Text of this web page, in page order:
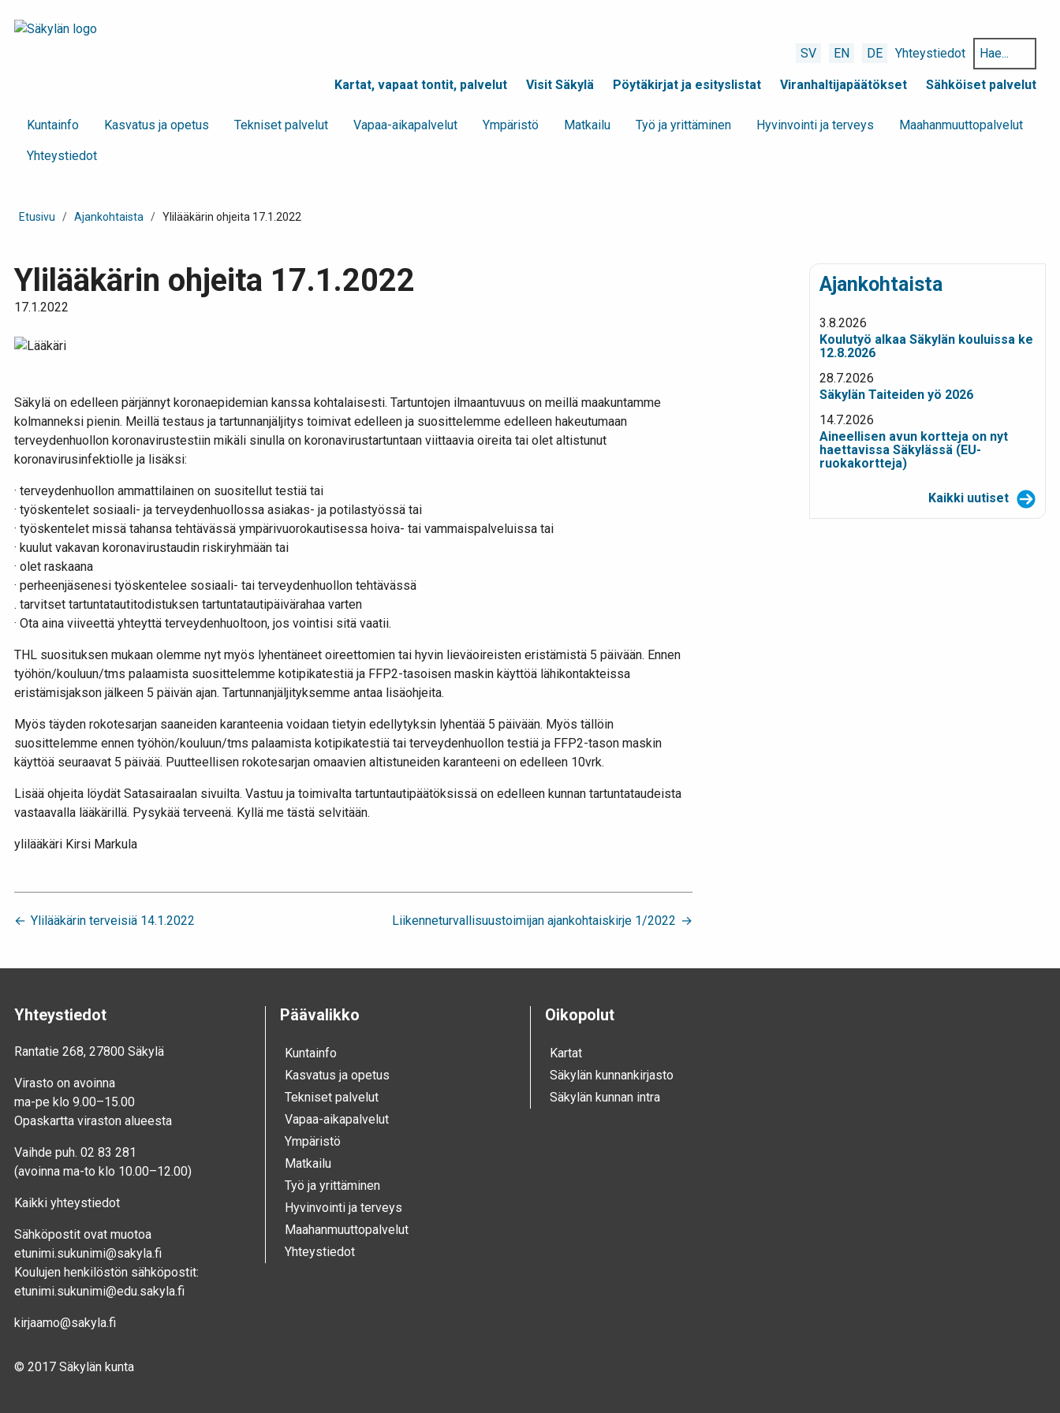
SV EN DE Yhteystiedot
Hae
hakusanalla:
Kartat, vapaat tontit, palvelut
Visit Säkylä Pöytäkirjat ja esityslistat Viranhaltijapäätökset Sähköiset palvelut
Kunta­info Kasvatus ja opetus Tekniset palvelut Vapaa-aika­palvelut Ympä­ristö Mat­kailu Työ ja yrittä­minen Hyvinvointi ja terveys Maahanmuuttopalvelut
Yhteystiedot
Etusivu / Ajankohtaista / Ylilääkärin ohjeita 17.1.2022
Ylilääkärin ohjeita 17.1.2022
17.1.2022
Säkylä on edelleen pärjännyt koronaepidemian kanssa kohtalaisesti. Tartuntojen ilmaantuvuus on meillä maakuntamme
kolmanneksi pienin. Meillä testaus ja tartunnanjäljitys toimivat edelleen ja suosittelemme edelleen hakeutumaan
terveydenhuollon koronavirustestiin mikäli sinulla on koronavirustartuntaan viittaavia oireita tai olet altistunut
koronavirusinfektiolle ja lisäksi:
· terveydenhuollon ammattilainen on suositellut testiä tai
· työskentelet sosiaali- ja terveydenhuollossa asiakas- ja potilastyössä tai
· työskentelet missä tahansa tehtävässä ympärivuorokautisessa hoiva- tai vammaispalveluissa tai
· kuulut vakavan koronavirustaudin riskiryhmään tai
· olet raskaana
· perheenjäsenesi työskentelee sosiaali- tai terveydenhuollon tehtävässä
. tarvitset tartuntatautitodistuksen tartuntatautipäivärahaa varten
· Ota aina viiveettä yhteyttä terveydenhuoltoon, jos vointisi sitä vaatii.
THL suosituksen mukaan olemme nyt myös lyhentäneet oireettomien tai hyvin lieväoireisten eristämistä 5 päivään. Ennen
työhön/kouluun/tms palaamista suosittelemme kotipikatestiä ja FFP2-tasoisen maskin käyttöä lähikontakteissa
eristämisjakson jälkeen 5 päivän ajan. Tartunnanjäljityksemme antaa lisäohjeita.
Myös täyden rokotesarjan saaneiden karanteenia voidaan tietyin edellytyksin lyhentää 5 päivään. Myös tällöin
suosittelemme ennen työhön/kouluun/tms palaamista kotipikatestiä tai terveydenhuollon testiä ja FFP2-tason maskin
käyttöä seuraavat 5 päivää. Puutteellisen rokotesarjan omaavien altistuneiden karanteeni on edelleen 10vrk.
Lisää ohjeita löydät Satasairaalan sivuilta. Vastuu ja toimivalta tartuntautipäätöksissä on edelleen kunnan tartuntataudeista
vastaavalla lääkärillä. Pysykää terveenä. Kyllä me tästä selvitään.
ylilääkäri Kirsi Markula
Artikkelien
selaus
Ylilääkärin terveisiä 14.1.2022 Liikenneturvallisuustoimijan ajankohtaiskirje 1/2022
Ajankohtaista
3.8.2026
Koulutyö alkaa Säkylän kouluissa ke
12.8.2026
28.7.2026
Säkylän Taiteiden yö 2026
14.7.2026
Aineellisen avun kortteja on nyt
haettavissa Säkylässä (EU-
ruokakortteja)
Kaikki uutiset
Yhteystiedot
Rantatie 268, 27800 Säkylä
Virasto on avoinna
ma-pe klo 9.00–15.00
Opaskartta viraston alueesta
Vaihde puh. 02 83 281
(avoinna ma-to klo 10.00–12.00)
Kaikki yhteystiedot
Sähköpostit ovat muotoa
etunimi.sukunimi@sakyla.fi
Koulujen henkilöstön sähköpostit:
etunimi.sukunimi@edu.sakyla.fi
kirjaamo@sakyla.fi
Päävalikko
Kunta­info
Kasvatus ja opetus
Tekniset palvelut
Vapaa-aika­palvelut
Ympä­ristö
Mat­kailu
Työ ja yrittä­minen
Hyvinvointi ja terveys
Maahanmuuttopalvelut
Yhteystiedot
Oikopolut
Kartat
Säkylän kunnankirjasto
Säkylän kunnan intra
© 2017 Säkylän kunta